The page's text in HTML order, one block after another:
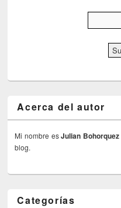
Acerca del autor
Mi nombre esJulian Bohorquez
blog.
Categorías